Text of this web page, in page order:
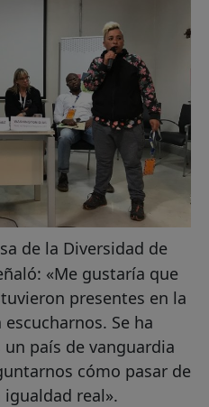
de la Diversidad de
«Me gustaría que
presentes en la
Se ha
país de vanguardia
cómo pasar de
real».